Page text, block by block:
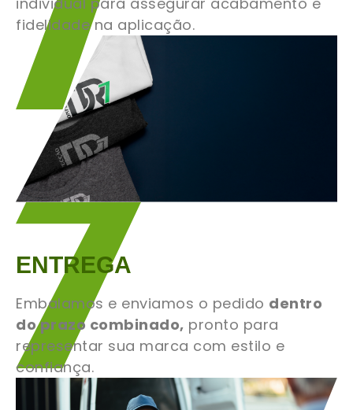
fidelidade na aplicação.
ENTREGA
Embalamos e enviamos o pedido dentro
do prazo combinado, pronto para
representar sua marca com estilo e
confiança.